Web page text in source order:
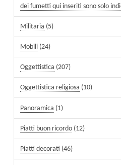
dei fumetti qui inseriti sono solo
Militaria (5)
Mobili (24)
Oggettistica (207)
Oggettistica religiosa (10)
Panoramica (1)
Piatti buon ricordo (12)
Piatti decorati (46)